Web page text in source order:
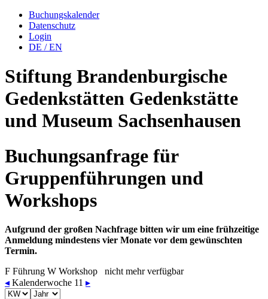
Buchungskalender
Datenschutz
Login
DE /EN
Stiftung Brandenburgische
Gedenkstätten Gedenkstätte
und Museum Sachsenhausen
Buchungsanfrage für
Gruppenführungen und
Workshops
Aufgrund der großen Nachfrage bitten wir um eine frühzeitige
Anmeldung mindestens vier Monate vor dem gewünschten
Termin.
F Führung W Workshop
nicht mehr verfügbar
◂ Kalenderwoche 11 ▸